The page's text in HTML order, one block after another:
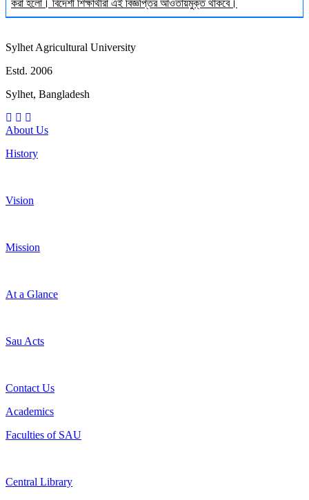
করা হলো। বিদেশী শিক্ষার্থীরা এই বিজ্ঞপ্তির আওতায়মুক্ত থাকবে।
Sylhet Agricultural University
Estd. 2006
Sylhet, Bangladesh
About Us
History
Vision
Mission
At a Glance
Sau Acts
Contact Us
Academics
Faculties of SAU
Central Library